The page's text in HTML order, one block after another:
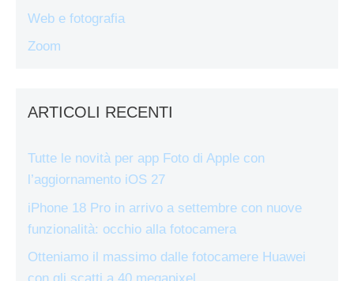
Web e fotografia
Zoom
ARTICOLI RECENTI
Tutte le novità per app Foto di Apple con
l’aggiornamento iOS 27
iPhone 18 Pro in arrivo a settembre con nuove
funzionalità: occhio alla fotocamera
Otteniamo il massimo dalle fotocamere Huawei